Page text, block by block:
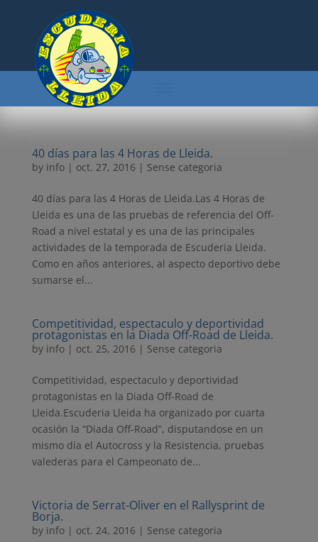
40 días para las 4 Horas de Lleida.
by info| oct. 27, 2016 | Sense categoria
40 días para las 4 Horas de Lleida.Las 4 Horas de
Lleida es una de las pruebas de referencia del Off-
Road a nivel estatal y es una de las principales
actividades de la temporada de Escuderia Lleida.
Como en años anteriores, al aspecto deportivo debe
sumarse el...
Competitividad, espectaculo y deportividad
protagonistas en la Diada Off-Road de Lleida.
by info| oct. 25, 2016 | Sense categoria
Competitividad, espectaculo y deportividad
protagonistas en la Diada Off-Road de
Lleida.Escuderia Lleida ha organizado por cuarta
ocasión la “Diada Off-Road”, disputandose en un
mismo día el Autocross y la Resistencia, pruebas
valederas para el Campeonato de...
Victoria de Serrat-Oliver en el Rallysprint de
Borja.
by info| oct. 24, 2016 | Sense categoria